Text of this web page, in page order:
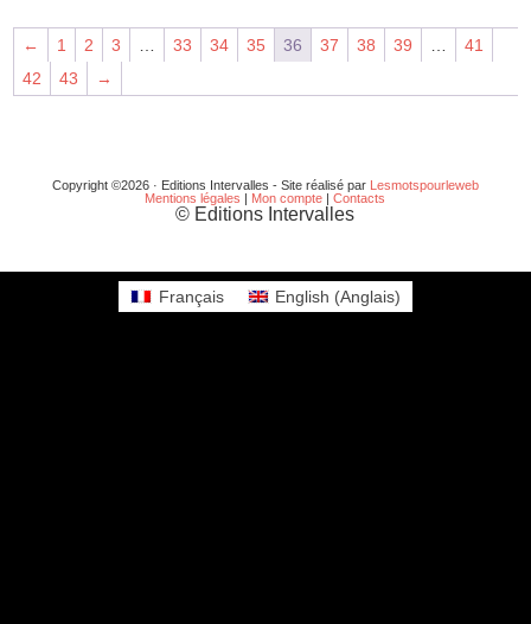
← 1 2 3 … 33 34 35 36 37 38 39 …
41
42
43 →
Copyright ©2026 · Editions Intervalles - Site réalisé par Lesmotspourleweb
Mentions légales | Mon compte |Contacts
© Editions Intervalles
Français English (Anglais)